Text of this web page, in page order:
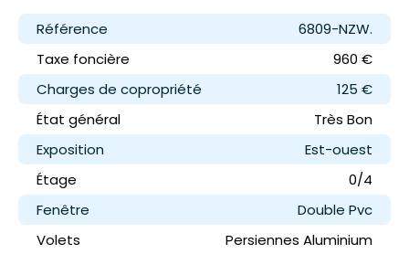
Référence
6809-NZW.
Taxe foncière
960 €
Charges de copropriété
125 €
État général
Très Bon
Exposition
Est-ouest
Étage
0/4
Fenêtre
Double Pvc
Volets
Persiennes Aluminium